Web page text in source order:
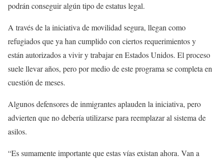
podrán conseguir algún tipo de estatus legal.
A través de la iniciativa de movilidad segura, llegan como
refugiados que ya han cumplido con ciertos requerimientos y
están autorizados a vivir y trabajar en Estados Unidos. El proceso
suele llevar años, pero por medio de este programa se completa en
cuestión de meses.
Algunos defensores de inmigrantes aplauden la iniciativa, pero
advierten que no debería utilizarse para reemplazar al sistema de
asilos.
“Es sumamente importante que estas vías existan ahora. Van a